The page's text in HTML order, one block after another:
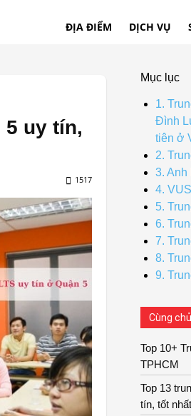
ĐỊA ĐIỂM DỊCH VỤ
5 uy tín,
1517
Mục lục
1.
Đình
tiên ở
2.
3. Anh
4.
5.
6.
7.
8.
9.
Cùng
Top 10+
TPHCM
Top 13
tín, tốt nhất